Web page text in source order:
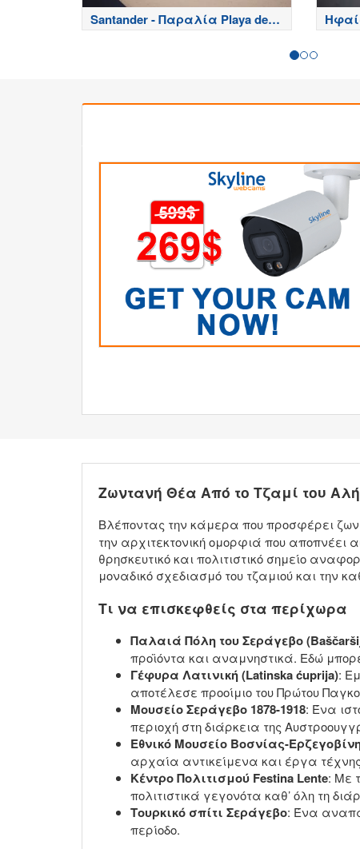
Santander - Παραλία Playa del
Sardinero - Spain
Ζωντανή Θέα Από το Τζαμί του
Βλέποντας την κάμερα που προσφέρει
την αρχιτεκτονική ομορφιά που αποπνέει
θρησκευτικό και πολιτιστικό σημείο
μοναδικό σχεδιασμό του τζαμιού και την
Τι να επισκεφθείς στα περίχωρα
Παλαιά Πόλη του Σεράγεβο
προϊόντα και αναμνηστικά. Εδώ
Γέφυρα Λατινική (Latinska ćuprija):
αποτέλεσε προοίμιο του Πρώτου
Μουσείο Σεράγεβο 1878-1918: Ένα
περιοχή στη διάρκεια της
Εθνικό Μουσείο Βοσνίας-
αρχαία αντικείμενα και έργα
Κέντρο Πολιτισμού Festina Lente: Με
πολιτιστικά γεγονότα καθ’ όλη τη
Τουρκικό σπίτι Σεράγεβο: Ένα
περίοδο.